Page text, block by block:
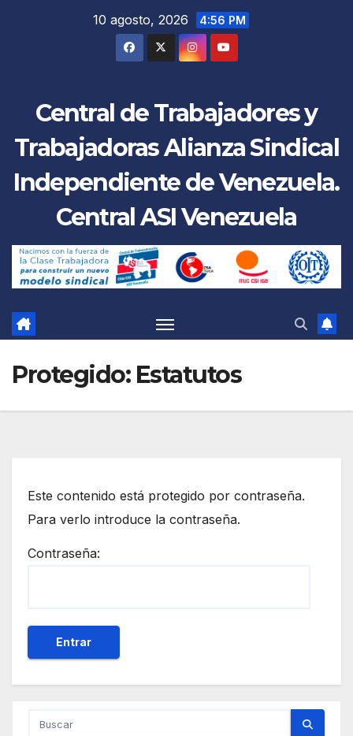
10 agosto, 2026 4:56 PM
Central de Trabajadores y
Trabajadoras Alianza Sindical
Independiente de Venezuela.
Central ASI Venezuela
Protegido: Estatutos
Este contenido está protegido por contraseña.
Para verlo introduce la contraseña.
Contraseña: